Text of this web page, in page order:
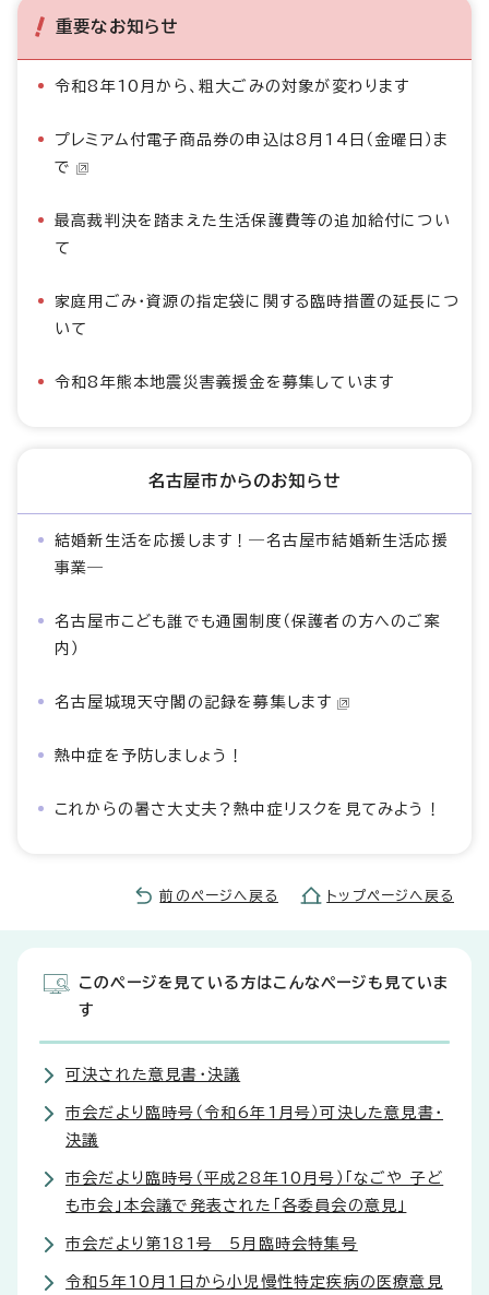
重要なお知らせ
令和8年10月から、粗大ごみの対象が変わります
プレミアム付電子商品券の申込は8月14日（金曜日）ま
で
最高裁判決を踏まえた生活保護費等の追加給付につい
て
家庭用ごみ・資源の指定袋に関する臨時措置の延長につ
いて
令和8年熊本地震災害義援金を募集しています
名古屋市からのお知らせ
結婚新生活を応援します！―名古屋市結婚新生活応援
事業―
名古屋市こども誰でも通園制度（保護者の方へのご案
内）
名古屋城現天守閣の記録を募集します
熱中症を予防しましょう！
これからの暑さ大丈夫？熱中症リスクを見てみよう！
前のページへ戻る トップページへ戻る
このページを見ている方はこんなページも見ていま
す
可決された意見書・決議
市会だより臨時号（令和6年1月号）可決した意見書・
決議
市会だより臨時号（平成28年10月号）「なごや 子ど
も市会」本会議で発表された「各委員会の意見」
市会だより第181号 5月臨時会特集号
令和5年10月1日から小児慢性特定疾病の医療意見